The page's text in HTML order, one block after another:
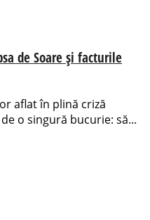
de Soare și facturile
aflat în plină criză
o singură bucurie: să...